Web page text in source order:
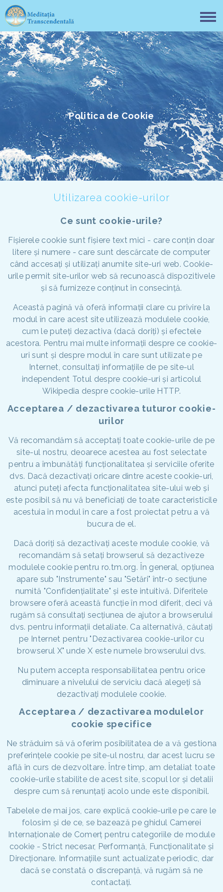
Politica de Cookie
Utilizarea cookie-urilor
Ce sunt cookie-urile?
Fișierele cookie sunt fișiere text mici - care conțin doar
litere și numere - care sunt descărcate de computer
când accesați și utilizați anumite site-uri web. Cookie-
urile permit site-urilor web să recunoască dispozitivele
și să furnizeze conținut în consecință.
Această pagină vă oferă informații clare cu privire la
modul în care acest site utilizează modulele cookie,
cum le puteți dezactiva (dacă doriți) și efectele
acestora. Pentru mai multe informații despre ce cookie-
uri sunt și despre modul în care sunt utilizate pe
Internet, consultați informațiile de pe site-ul
independent Totul despre cookie-uri și articolul
Wikipedia despre cookie-urile HTTP.
Acceptarea / dezactivarea tuturor cookie-
urilor
Vă recomandăm să acceptați toate cookie-urile de pe
site-ul nostru, deoarece acestea au fost selectate
pentru a îmbunătăți funcționalitatea și serviciile oferite
dvs. Dacă dezactivați oricare dintre aceste cookie-uri,
atunci puteți afecta funcționalitatea site-ului web și
este posibil să nu vă beneficiați de toate caracteristicile
acestuia în modul în care a fost proiectat petru a vă
bucura de el.
Dacă doriți să dezactivați aceste module cookie, vă
recomandăm să setați browserul să dezactiveze
modulele cookie pentru ro.tm.org. În general, opțiunea
apare sub "Instrumente" sau "Setări" într-o secțiune
numită "Confidențialitate" și este intuitivă. Diferitele
browsere oferă această funcție în mod diferit, deci vă
rugăm să consultați secțiunea de ajutor a browserului
dvs. pentru informații detaliate. Ca alternativă, căutați
pe Internet pentru "Dezactivarea cookie-urilor cu
browserul X" unde X este numele browserului dvs.
Nu putem accepta responsabilitatea pentru orice
diminuare a nivelului de serviciu dacă alegeți să
dezactivați modulele cookie.
Acceptarea / dezactivarea modulelor
cookie specifice
Ne străduim să vă oferim posibilitatea de a vă gestiona
preferințele cookie pe site-ul nostru, dar acest lucru se
află în curs de dezvoltare. Între timp, am detaliat toate
cookie-urile stabilite de acest site, scopul lor și detalii
despre cum să renunțați acolo unde este disponibil.
Tabelele de mai jos, care explică cookie-urile pe care le
folosim și de ce, se bazează pe ghidul Camerei
Internaționale de Comerț pentru categoriile de module
cookie - Strict necesar, Performanță, Funcționalitate și
Direcționare. Informațiile sunt actualizate periodic, dar
dacă se constată o discrepanță, vă rugăm să ne
contactați.